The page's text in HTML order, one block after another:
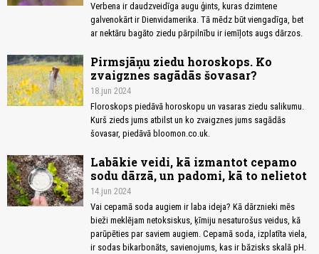
Verbena ir daudzveidīga augu ģints, kuras dzimtene
galvenokārt ir Dienvidamerika. Tā mēdz būt viengadīga, bet
ar nektāru bagāto ziedu pārpilnību ir iemīļots augs dārzos.
Pirmsjāņu ziedu horoskops. Ko
zvaigznes sagādās šovasar?
18.jun 2024
Floroskops piedāvā horoskopu un vasaras ziedu salikumu.
Kurš zieds jums atbilst un ko zvaigznes jums sagādās
šovasar, piedāvā bloomon.co.uk.
Labākie veidi, kā izmantot cepamo
sodu dārzā, un padomi, kā to nelietot
14.jun 2024
Vai cepamā soda augiem ir laba ideja? Kā dārznieki mēs
bieži meklējam netoksiskus, ķīmiju nesaturošus veidus, kā
parūpēties par saviem augiem. Cepamā soda, izplatīta viela,
ir sodas bikarbonāts, savienojums, kas ir bāzisks skalā pH.